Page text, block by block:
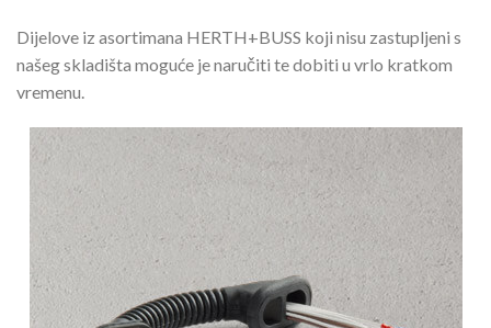
Dijelove iz asortimana HERTH+BUSS koji nisu zastupljeni s
našeg skladišta moguće je naručiti te dobiti u vrlo kratkom
vremenu.